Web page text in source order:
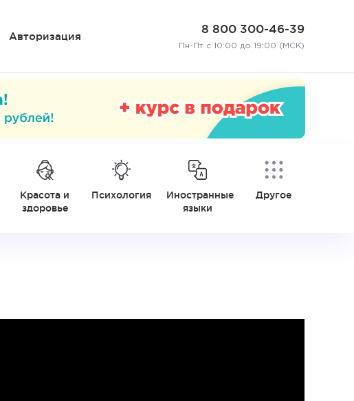
Авторизация
8 800 300-46-39
Пн-Пт с 10:00 до 19:00 (МСК)
Красота и
здоровье
Психология
Иностранные
языки
Другое